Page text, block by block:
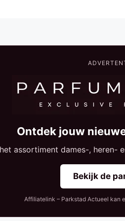
Ontdek jouw
assortiment dames-, heren-
Bekijk de
Affiliatelink – Parkstad Actueel kan